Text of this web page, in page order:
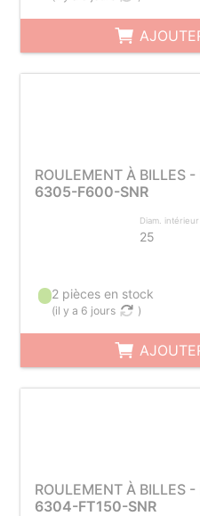
ROULEMENT À BILLES
6305-F600-SNR
Diam. intérieur
25
2 pièces en stock
(il y a 6 jours )
ROULEMENT À BILLES
6304-FT150-SNR